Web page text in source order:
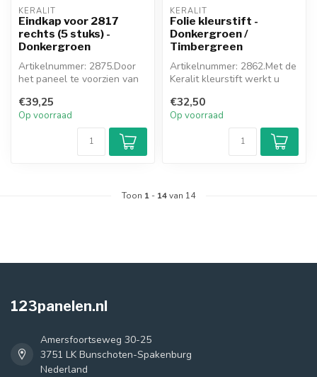
KERALIT
Eindkap voor 2817
rechts (5 stuks) -
Donkergroen
Artikelnummer: 2875.Door
het paneel te voorzien van
ont...
€39,25
Op voorraad
KERALIT
Folie kleurstift -
Donkergroen /
Timbergreen
Artikelnummer: 2862.Met de
Keralit kleurstift werkt u
beschad...
€32,50
Op voorraad
Toon 1 - 14van 14
123panelen.nl
Amersfoortseweg 30-25
3751 LK Bunschoten-Spakenburg
Nederland